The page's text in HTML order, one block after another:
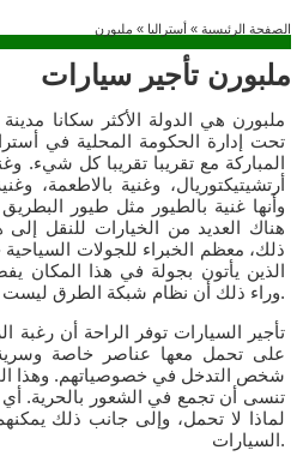
الصفحة الرئيسية » أستراليا » ملبورن
ملبورن تأجير سيارات
ملبورن هي الدولة الأكثر سكانا مدينة
تحت إدارة الحكومة المحلية في
المباركة مع تقريبا تقريبا كل شيء.
أرتشيتيكتوريال، وغنية بالاطعمة،
وأنها غنية بالطيور مثل طيور
هناك العديد من الخيارات للنقل
ذلك، معظم الخبراء للجولات
الذين يأتون بجولة في هذا المكان
وراء ذلك أن نظام شبكة الطرق ليست متطورة كما ينبغي.
تأجير السيارات توفر الراحة أن رغبة
على تحمل معها عناصر خاصة
شخص التدخل في خصوصياتهم. وهذا
تنسى أن تجمع في الشعور بالحرية. أي
لماذا لا تحمل، وإلى جانب ذلك
السيارات.